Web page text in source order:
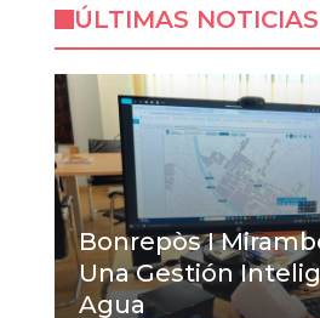
ÚLTIMAS NOTICIAS
Bonrepòs I
Una Gestión
Agua